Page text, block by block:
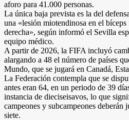
aforo para 41.000 personas.
La única baja prevista es la del
una «lesión miotendinosa en el
derecha», según informó el Sevilla
equipo médico.
A partir de 2026, la FIFA incluyó
alargando a 48 el número de países
Mundo, que se jugará en Canadá,
La Federación contempla que se
antes eran 64, en un periodo de 39
instancia de dieciseisavos, lo que
campeones y subcampeones deberán
siete.